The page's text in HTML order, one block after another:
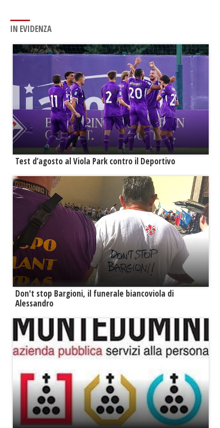
IN EVIDENZA
Test d’agosto al Viola Park contro il Deportivo
Don't stop Bargioni, il funerale biancoviola di
Alessandro